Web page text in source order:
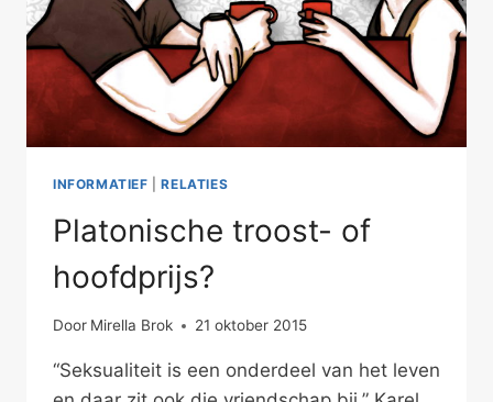
INFORMATIEF |RELATIES
Platonische troost- of
hoofdprijs?
Door Mirella Brok 21 oktober 2015
“Seksualiteit is een onderdeel van het leven